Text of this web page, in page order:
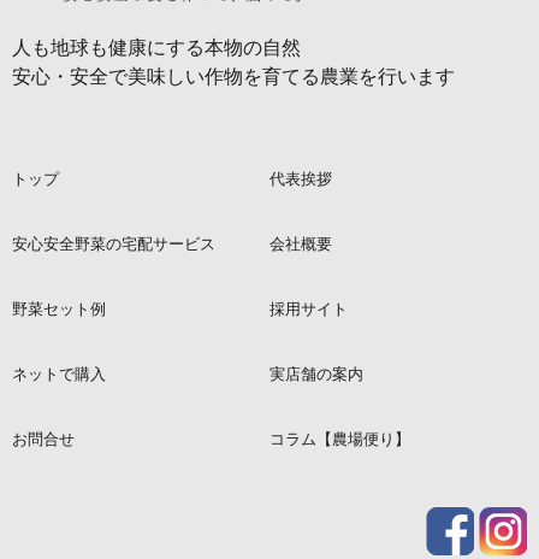
人も地球も健康にする本物の自然
安心・安全で美味しい作物を育てる農業を行います
トップ 代表挨拶
安心安全野菜の宅配サービス 会社概要
野菜セット例 採用サイト
ネットで購入 実店舗の案内
お問合せ コラム【農場便り】